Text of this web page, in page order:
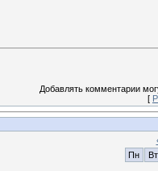
Добавлять комментарии
[
Пн
Вт